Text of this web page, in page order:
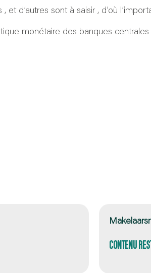
d’autres sont à saisir , d’où
monétaire des banques
CONTENU